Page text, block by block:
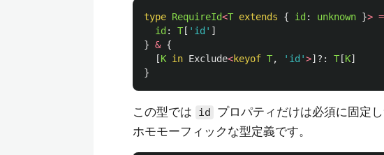
type RequireId<T extends { id : unknown }> =
id : T [ ' id ' ]
} & {
[K in Exclude<keyof T, ' id '>]?: T [K]
}
この型では id
プロパティだけは必須に固定
ホモモーフィックな型定義です。